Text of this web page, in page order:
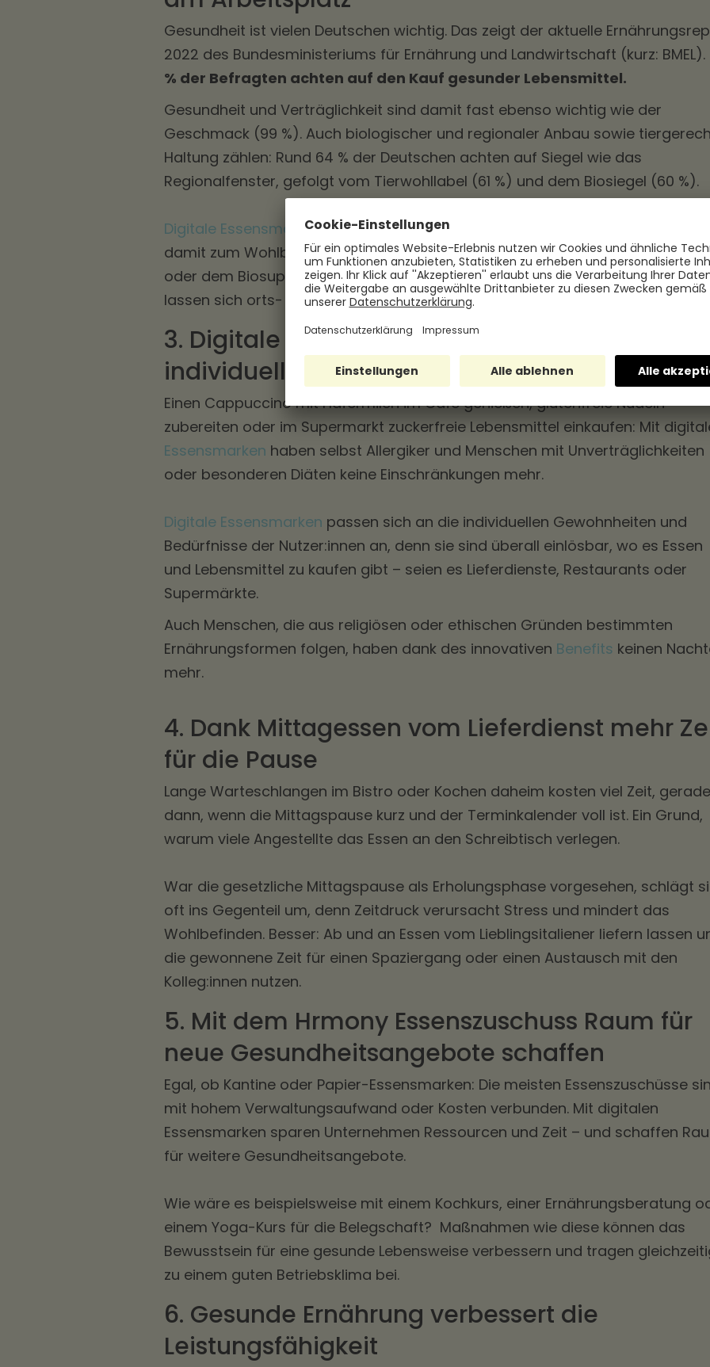
Gesundheit ist vielen Deutschen wichtig. Das zeigt der aktuelle
2022 des Bundesministeriums für Ernährung und Landwirtschaft (kurz: BMEL).
% der Befragten achten auf den Kauf gesunder Lebensmittel.
Gesundheit und Verträglichkeit sind damit fast ebenso wichtig wie der
Geschmack (99 %). Auch biologischer und regionaler Anbau sowie
Haltung zählen: Rund 64 % der Deutschen achten auf Siegel wie das
Regionalfenster, gefolgt vom Tierwohllabel (61 %) und dem Biosiegel (60 %).
Digitale Essensmarkenfördern diesen gesunden Ernährungstrend und tragen
damit zum Wohlbefinden von Arbeitnehmenden bei. Denn: egal, ob im
oder dem Biosupermarkt – digitaleEssensmarkensind besonders flexibel
lassen sich orts- und betriebsunabhängig einlösen.
3. Digitale Essensmarken passen sich
individuellen Bedürfnissen an
Einen Cappuccino mit Hafermilch im Café genießen, glutenfreie Nudeln
zubereiten oder im Supermarkt zuckerfreie Lebensmittel einkaufen: Mit
Essensmarken haben selbst Allergiker und Menschen mit Unverträglichkeiten
oder besonderen Diäten keine Einschränkungen mehr.
Digitale Essensmarken passen sich an die individuellen Gewohnheiten und
Bedürfnisse der Nutzer:innen an, denn sie sind überall einlösbar, wo es Essen
und Lebensmittel zu kaufen gibt – seien es Lieferdienste, Restaurants oder
Supermärkte.
Auch Menschen, die aus religiösen oder ethischen Gründen bestimmten
Ernährungsformen folgen, haben dank des innovativen Benefits keinen
mehr.
4. Dank Mittagessen vom Lieferdienst mehr
für die Pause
Lange Warteschlangen im Bistro oder Kochen daheim kosten viel Zeit, gerade
dann, wenn die Mittagspause kurz und der Terminkalender voll ist. Ein Grund,
warum viele Angestellte das Essen an den Schreibtisch verlegen.
War die gesetzliche Mittagspause als Erholungsphase vorgesehen, schlägt
oft ins Gegenteil um, denn Zeitdruck verursacht Stress und mindert das
Wohlbefinden. Besser: Ab und an Essen vom Lieblingsitaliener liefern lassen
die gewonnene Zeit für einen Spaziergang oder einen Austausch mit den
Kolleg:innen nutzen.
5. Mit dem Hrmony Essenszuschuss Raum für
neue Gesundheitsangebote schaffen
Egal, ob Kantine oder Papier-Essensmarken: Die meisten Essenszuschüsse
mit hohem Verwaltungsaufwand oder Kosten verbunden. Mit digitalen
Essensmarken sparen Unternehmen Ressourcen und Zeit – und schaffen
für weitere Gesundheitsangebote.
Wie wäre es beispielsweise mit einem Kochkurs, einer Ernährungsberatung
einem Yoga-Kurs für die Belegschaft? Maßnahmen wie diese können das
Bewusstsein für eine gesunde Lebensweise verbessern und tragen
zu einem guten Betriebsklima bei.
6. Gesunde Ernährung verbessert die
Leistungsfähigkeit